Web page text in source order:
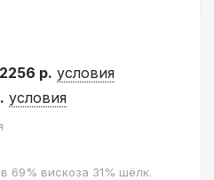
2256 р. условия
условия
69% вискоза 31% шёлк.